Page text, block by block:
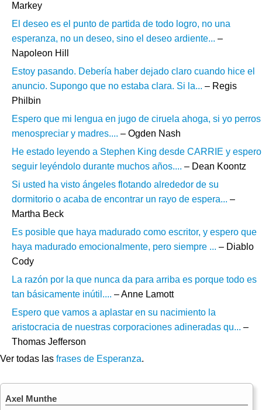
Markey
El deseo es el punto de partida de todo logro, no una
esperanza, no un deseo, sino el deseo ardiente... –
Napoleon Hill
Estoy pasando. Debería haber dejado claro cuando hice el
anuncio. Supongo que no estaba clara. Si la... – Regis
Philbin
Espero que mi lengua en jugo de ciruela ahoga, si yo perros
menospreciar y madres.... – Ogden Nash
He estado leyendo a Stephen King desde CARRIE y espero
seguir leyéndolo durante muchos años.... – Dean Koontz
Si usted ha visto ángeles flotando alrededor de su
dormitorio o acaba de encontrar un rayo de espera... –
Martha Beck
Es posible que haya madurado como escritor, y espero que
haya madurado emocionalmente, pero siempre ... – Diablo
Cody
La razón por la que nunca da para arriba es porque todo es
tan básicamente inútil.... – Anne Lamott
Espero que vamos a aplastar en su nacimiento la
aristocracia de nuestras corporaciones adineradas qu... –
Thomas Jefferson
Ver todas las frases de Esperanza.
Axel Munthe